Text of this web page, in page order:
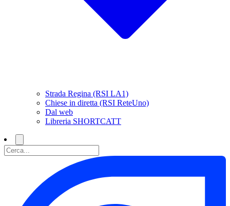
Strada Regina (RSI LA1)
Chiese in diretta (RSI ReteUno)
Dal web
Libreria SHORTCATT